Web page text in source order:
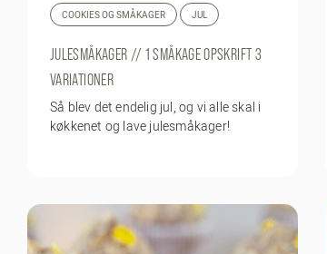
COOKIES OG SMÅKAGER JUL
JULESMÅKAGER // 1 SMÅKAGE OPSKRIFT 3
VARIATIONER
Så blev det endelig jul, og vi alle skal i
køkkenet og lave julesmåkager!